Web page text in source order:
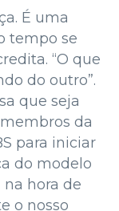
É uma
tempo se
“O que
do outro”.
que seja
da
para iniciar
do modelo
na hora de
o nosso